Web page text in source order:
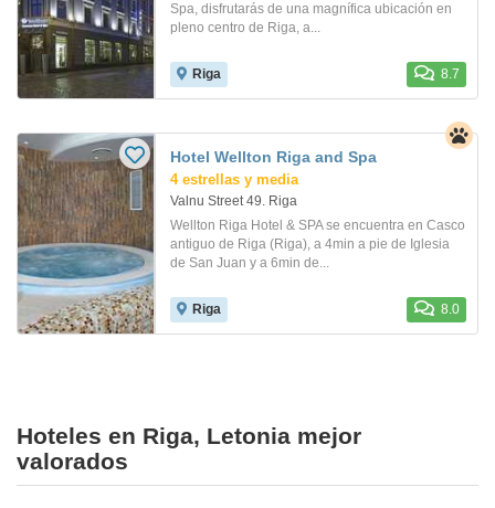
Spa, disfrutarás de una magnífica ubicación en
pleno centro de Riga, a...
Riga 8.7
Hotel Wellton Riga and Spa
4 estrellas y media
Valnu Street 49. Riga
Wellton Riga Hotel & SPA se encuentra en Casco
antiguo de Riga (Riga), a 4min a pie de Iglesia
de San Juan y a 6min de...
Riga 8.0
Hoteles en Riga, Letonia mejor
valorados